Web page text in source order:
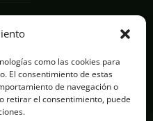
como las cookies para
El consentimiento de estas
de navegación o
retirar el consentimiento, puede